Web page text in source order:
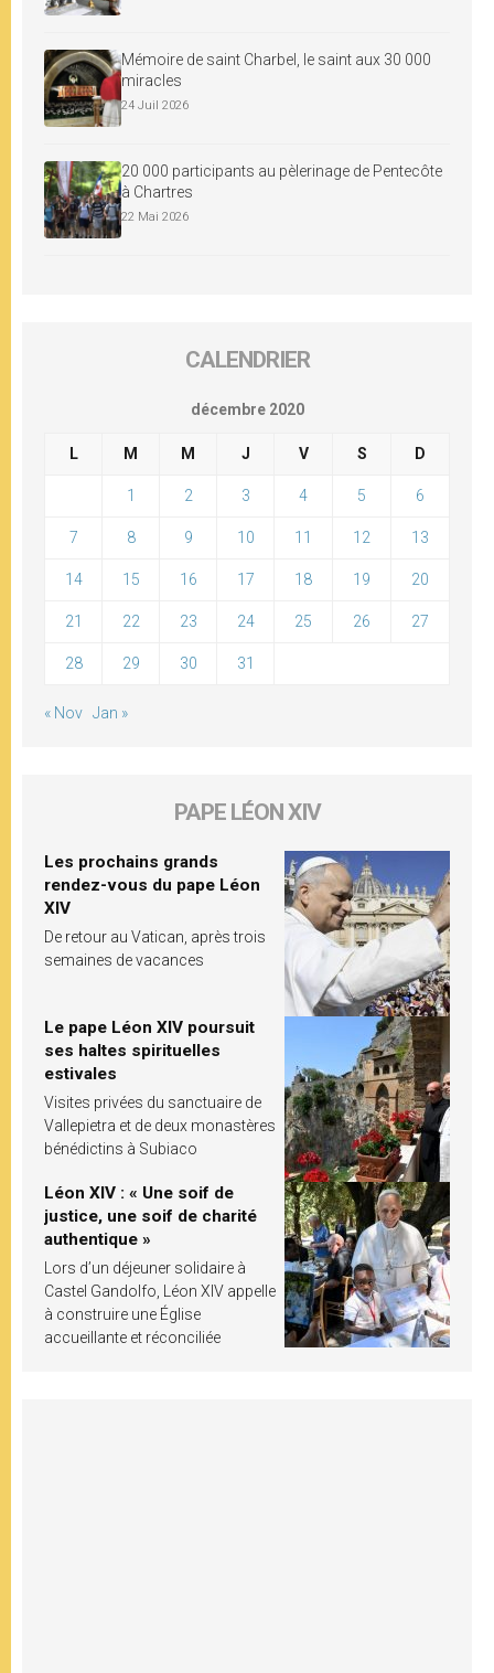
Mémoire de saint Charbel, le saint aux 30 000
miracles
24 Juil 2026
20 000 participants au pèlerinage de Pentecôte
à Chartres
22 Mai 2026
CALENDRIER
décembre 2020
L M M J V S D
1 2 3 4 5 6
7 8 9 10 11 12 13
14 15 16 17 18 19 20
21 22 23 24 25 26 27
28 29 30 31
« Nov Jan »
PAPE LÉON XIV
Les prochains grands
rendez-vous du pape Léon
XIV
De retour au Vatican, après trois
semaines de vacances
Le pape Léon XIV poursuit
ses haltes spirituelles
estivales
Visites privées du sanctuaire de
Vallepietra et de deux monastères
bénédictins à Subiaco
Léon XIV : « Une soif de
justice, une soif de charité
authentique »
Lors d’un déjeuner solidaire à
Castel Gandolfo, Léon XIV appelle
à construire une Église
accueillante et réconciliée